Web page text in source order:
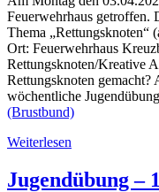
Feuerwehrhaus getroffen.
Thema „Rettungsknoten“
Ort: Feuerwehrhaus
Rettungsknoten/Kreative
Rettungsknoten gemacht?
wöchentliche
(Brustbund)
Weiterlesen
Jugendübung –